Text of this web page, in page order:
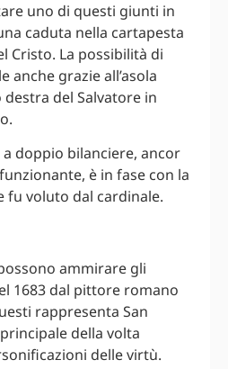
uno di questi giunti in
caduta nella cartapesta
Cristo. La possibilità di
anche grazie all’asola
del Salvatore in
a doppio bilanciere, ancor
è in fase con la
fu voluto dal cardinale.
ammirare gli
1683 dal pittore romano
rappresenta San
della volta
delle virtù.